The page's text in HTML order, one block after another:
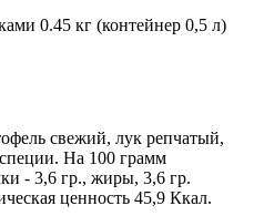
0.45 кг (контейнер 0,5 л)
свежий, лук репчатый,
На 100 грамм
- 3,6 гр., жиры, 3,6 гр.
ценность 45,9 Ккал.